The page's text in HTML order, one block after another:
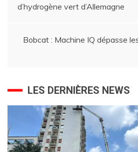
de
l’article
d’hydrogène vert d’Allemagne
Bobcat : Machine IQ dépasse
LES DERNIÈRES NEWS